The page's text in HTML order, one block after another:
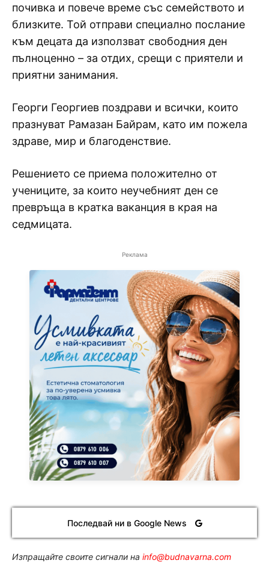
почивка и повече време със семейството и
близките. Той отправи специално послание
към децата да използват свободния ден
пълноценно – за отдих, срещи с приятели и
приятни занимания.
Георги Георгиев поздрави и всички, които
празнуват Рамазан Байрам, като им пожела
здраве, мир и благоденствие.
Решението се приема положително от
учениците, за които неучебният ден се
превръща в кратка ваканция в края на
седмицата.
Реклама
Последвай ни в Google News
Изпращайте своите сигнали на info@budnavarna.com